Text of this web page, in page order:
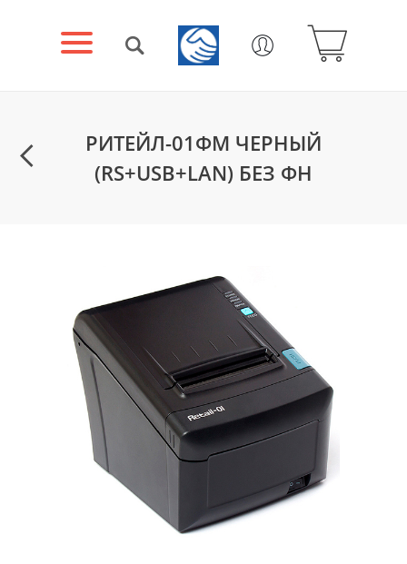
РИТЕЙЛ-01ФМ ЧЕРНЫЙ
(RS+USB+LAN) БЕЗ ФН